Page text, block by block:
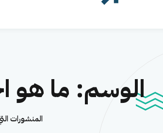
الوسم: ما هو
المنشورات